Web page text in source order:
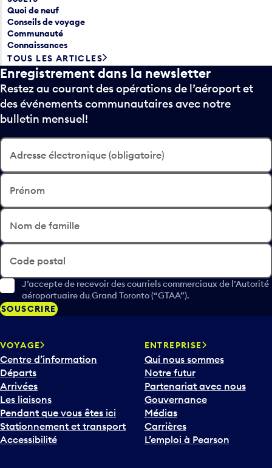
Quoi de neuf
Conseils de voyage
Communauté
Connaissances
TOUS LES ARTICLES
Enregistrement dans la newsletter
Restez au courant des opérations de l’aéroport et
des événements communautaires avec notre
bulletin mensuel!
Adresse électronique (obligatoire)
Prénom
Nom de famille
Code postal
J’accepte de recevoir des courriels commerciaux de l’Autorité
aéroportuaire du Grand Toronto (“GTAA”).
SOUSCRIRE
VOYAGE
Centre d’information
Départs
Arrivées
Les liaisons
Pendant que vous êtes ici
Stationnement et transport
Accessibilité
ENTREPRISE
Qui nous sommes
Notre futur
Partenariat avec nous
Gouvernance
Médias
Carrières
L’emploi à Pearson